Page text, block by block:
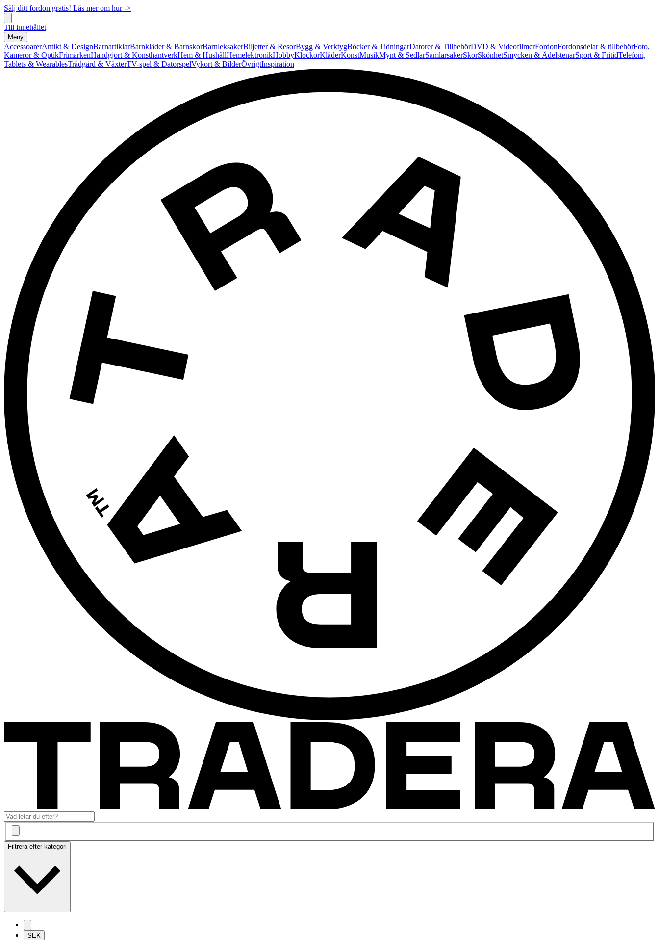
Sälj ditt fordon gratis! Läs mer om hur ->
Till innehållet
Meny
AccessoarerAntikt & DesignBarnartiklarBarnkläder & BarnskorBarnleksakerBiljetter & ResorBygg & VerktygBöcker & TidningarDatorer & TillbehörDVD & VideofilmerFordonFordonsdelar & tillbehörFoto,
Kameror & OptikFrimärkenHandgjort & KonsthantverkHem & HushållHemelektronikHobbyKlockorKläderKonstMusikMynt & SedlarSamlarsakerSkorSkönhetSmycken & ÄdelstenarSport & FritidTelefoni,
Tablets & WearablesTrädgård & VäxterTV-spel & DatorspelVykort & BilderÖvrigtInspiration
Filtrera efter kategori
SEK